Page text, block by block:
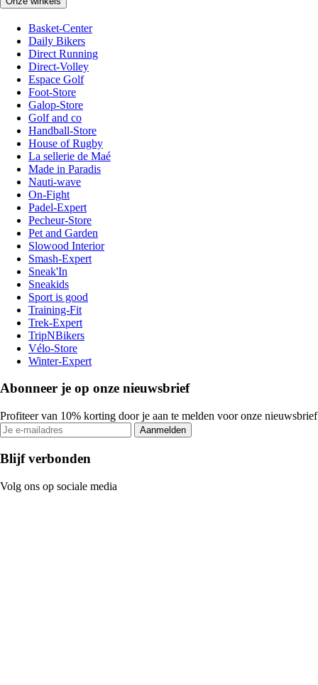
Basket-Center
Daily Bikers
Direct Running
Direct-Volley
Espace Golf
Foot-Store
Galop-Store
Golf and co
Handball-Store
House of Rugby
La sellerie de Maé
Made in Paradis
Nauti-wave
On-Fight
Padel-Expert
Pecheur-Store
Pet and Garden
Slowood Interior
Smash-Expert
Sneak'In
Sneakids
Sport is good
Training-Fit
Trek-Expert
TripNBikers
Vélo-Store
Winter-Expert
Abonneer je op onze nieuwsbrief
Profiteer van 10% korting door je aan te melden voor onze nieuwsbrief
Aanmelden
Blijf verbonden
Volg ons op sociale media